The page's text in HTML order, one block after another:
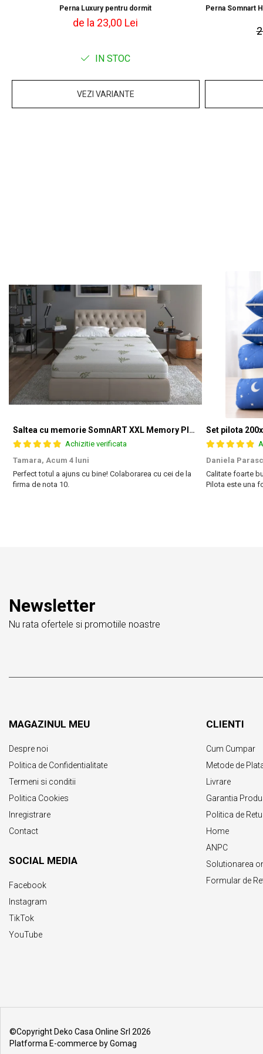
Perna Luxury pentru dormit
de la 23,00 Lei
IN STOC
VEZI VARIANTE
Perna Somnart
Saltea cu memorie SomnART XXL Memory Plus 160x190, înălțime 25cm, pentru persoane supraponderale, husă Aloe Vera detașabilă, rulată, fermitate mare
Achizitie verificata
Tamara, Acum 4 luni
Perfect totul a ajuns cu bine! Colaborarea cu cei de la
firma de nota 10.
Daniela
Calitate foarte
Pilota este una
Newsletter
Nu rata ofertele si promotiile noastre
MAGAZINUL MEU
Despre noi
Politica de Confidentialitate
Termeni si conditii
Politica Cookies
Inregistrare
Contact
SOCIAL MEDIA
Facebook
Instagram
TikTok
YouTube
CLIENTI
Cum Cumpar
Metode de
Livrare
Garantia
Politica de
Home
ANPC
Solutionarea
Formular de
©Copyright Deko Casa Online Srl 2026
Platforma E-commerce by Gomag